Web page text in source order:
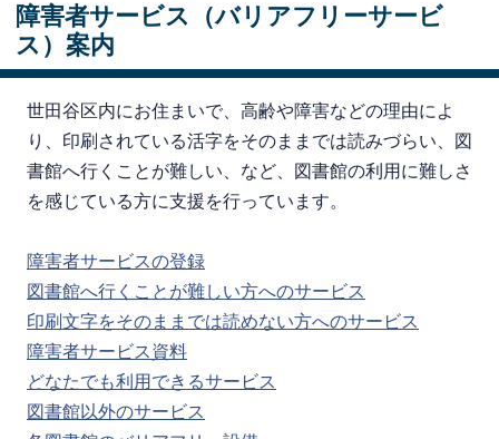
障害者サービス（バリアフリーサービ
ス）案内
世田谷区内にお住まいで、高齢や障害などの理由によ
り、印刷されている活字をそのままでは読みづらい、図
書館へ行くことが難しい、など、図書館の利用に難しさ
を感じている方に支援を行っています。
障害者サービスの登録
図書館へ行くことが難しい方へのサービス
印刷文字をそのままでは読めない方へのサービス
障害者サービス資料
どなたでも利用できるサービス
図書館以外のサービス